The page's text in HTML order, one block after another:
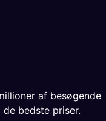
af besøgende
bedste priser.